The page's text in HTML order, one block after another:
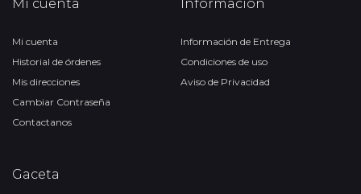
Mi cuenta
Mi cuenta
Historial de órdenes
Mis direcciones
Cambiar Contraseña
Contactanos
Información
Información de Entrega
Condiciones de uso
Aviso de Privacidad
Gaceta